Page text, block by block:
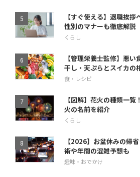
【すぐ使える】退職挨
性別のマナーも徹底解説
くらし
【管理栄養士監修】悪
干し・天ぷらとスイカの
食・レシピ
【図解】花火の種類一
火の名前を紹介
くらし
【2026】お盆休みの帰
術や年間の混雑予想も
趣味・おでかけ